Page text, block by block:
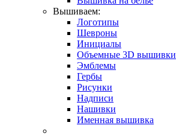
Вышиваем:
Логотипы
Шевроны
Инициалы
Объемные 3D вышивки
Эмблемы
Гербы
Рисунки
Надписи
Нашивки
Именная вышивка